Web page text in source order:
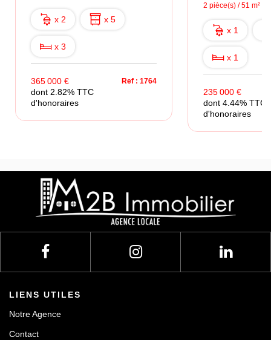
x 2 x 5
x 3
365 000 €
dont 2.82% TTC
d'honoraires
Ref : 1764
2 pièce(s) / 51 m²
x 1
x 1
235 000 €
dont 4.44% TTC
d'honoraires
LIENS UTILES
Notre Agence
Contact